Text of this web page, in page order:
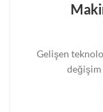
MAKINA
MAKINE
Gelişen
değişim